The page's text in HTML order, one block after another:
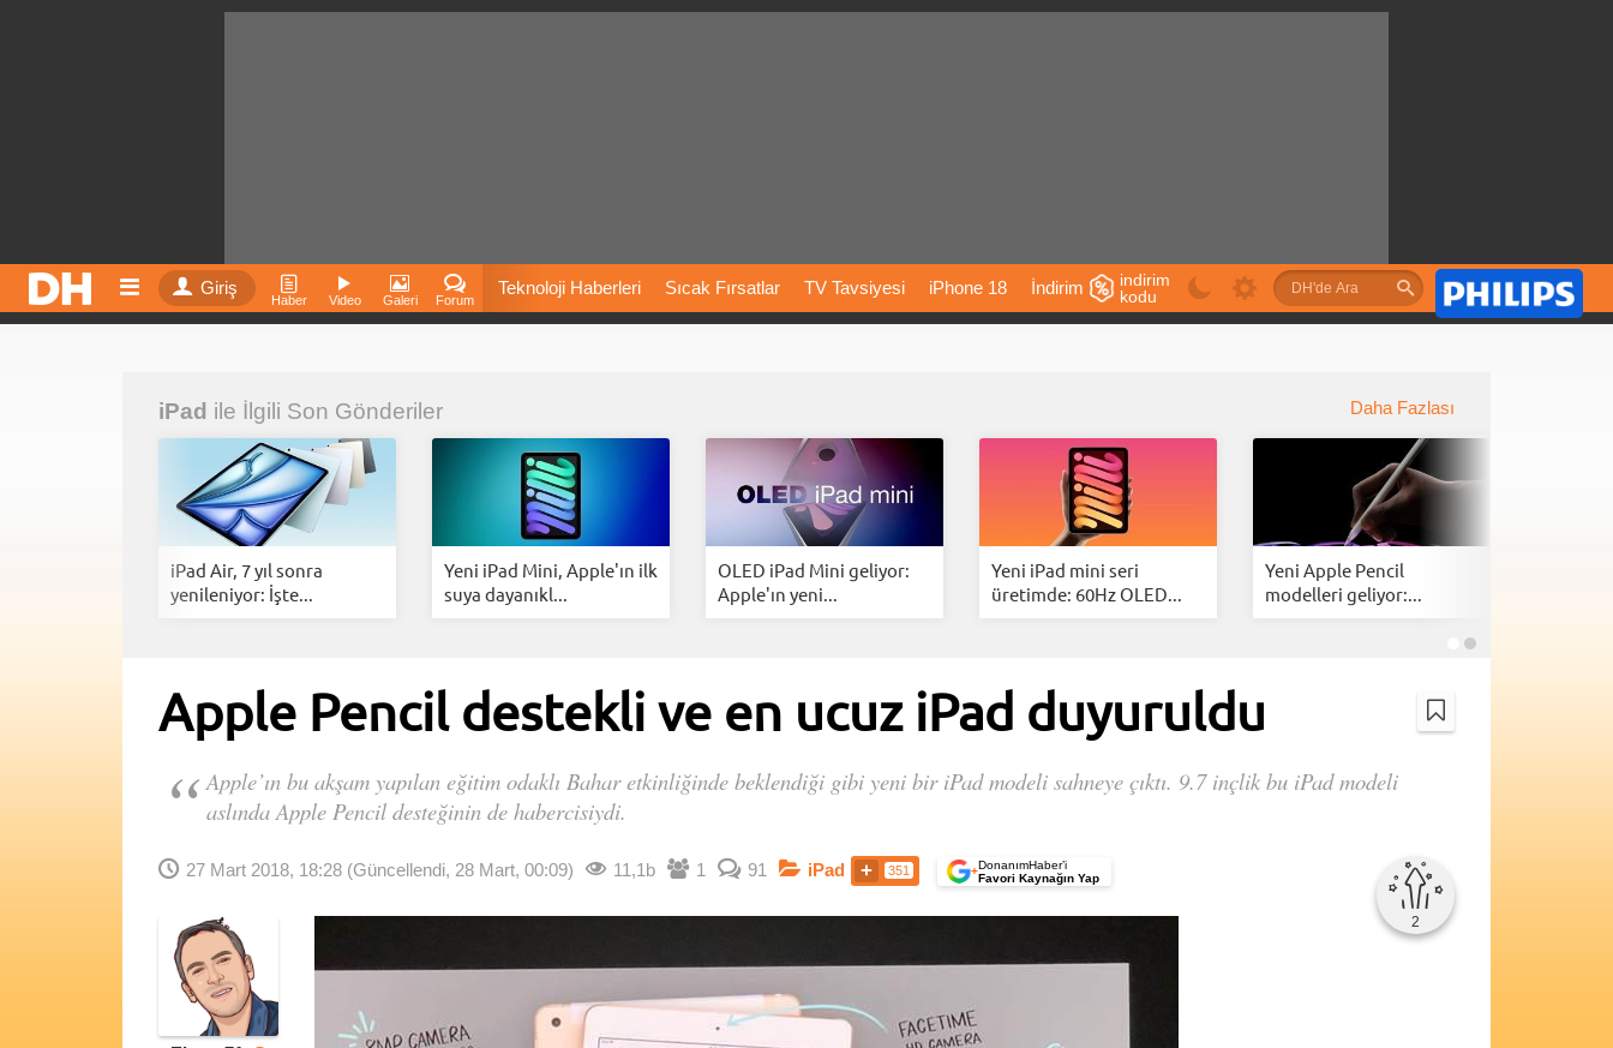
Giriş
Haber Video Galeri Forum
Teknoloji Haberleri Sıcak Fırsatlar TV Tavsiyesi iPhone 18 İndirim
İnstagram Çöktü
indirim
kodu
iPad ile İlgili Son Gönderiler Daha Fazlası
iPad Air, 7 yıl sonra
yenileniyor: İşte...
Yeni iPad Mini, Apple'ın ilk
suya dayanıkl...
OLED iPad Mini geliyor:
Apple'ın yeni...
Yeni iPad mini seri
üretimde: 60Hz OLED...
Yeni Apple Pencil
modelleri geliyor:...
Apple Pencil destekli ve en ucuz iPad duyuruldu
Apple’ın bu akşam yapılan eğitim odaklı Bahar etkinliğinde beklendiği gibi yeni bir iPad modeli sahneye çıktı. 9.7 inçlik bu iPad modeli
aslında Apple Pencil desteğinin de habercisiydi.
27 Mart 2018, 18:28 (Güncellendi, 28 Mart, 00:09) 11,1b 1 91 iPad 351 +DonanımHaber’i
Favori Kaynağın Yap
2